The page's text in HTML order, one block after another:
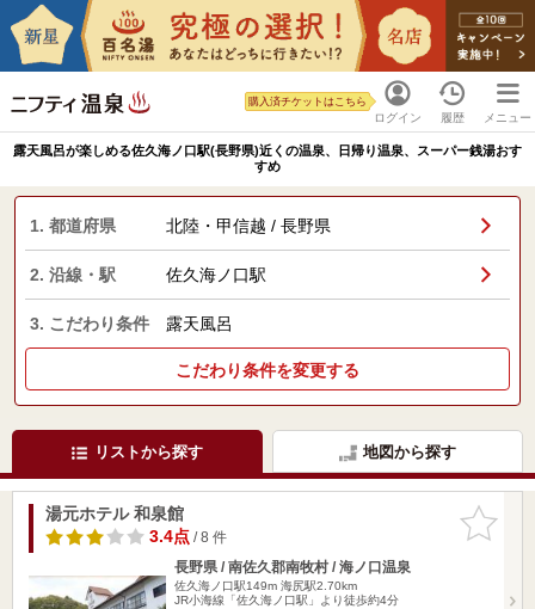
ログイン
購入済チケットはこちら
履歴 メニュー
露天風呂が楽しめる佐久海ノ口駅(長野県)近くの温泉、日帰り温泉、スーパー銭湯おす
すめ
1. 都道府県 北陸・甲信越 / 長野県
2. 沿線・駅 佐久海ノ口駅
3. こだわり条件 露天風呂
こだわり条件を変更する
リストから探す 地図から探す
お気に入
りに追加
湯元ホテル 和泉館
3.4点/ 8 件
長野県 / 南佐久郡南牧村 / 海ノ口温泉
佐久海ノ口駅149m 海尻駅2.70km
JR小海線「佐久海ノ口駅」より徒歩約4分